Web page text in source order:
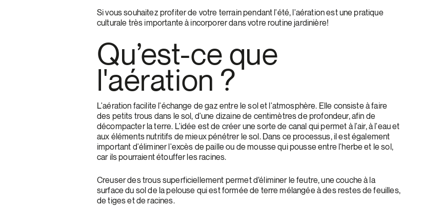
Si vous souhaitez profiter de votre terrain pendant l'été, l'aération est une pratique
culturale très importante à incorporer dans votre routine jardinière!
Qu’est-ce que
l'aération ?
L'aération facilite l'échange de gaz entre le sol et l'atmosphère. Elle consiste à faire
des petits trous dans le sol, d'une dizaine de centimètres de profondeur, afin de
décompacter la terre. L'idée est de créer une sorte de canal qui permet à l'air, à l'eau et
aux éléments nutritifs de mieux pénétrer le sol. Dans ce processus, il est également
important d'éliminer l'excès de paille ou de mousse qui pousse entre l'herbe et le sol,
car ils pourraient étouffer les racines.
Creuser des trous superficiellement permet d’éliminer le feutre, une couche à la
surface du sol de la pelouse qui est formée de terre mélangée à des restes de feuilles,
de tiges et de racines.